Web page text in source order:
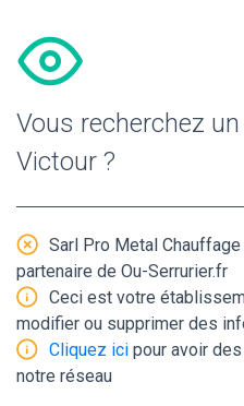
Vous recherchez
Victour ?
Sarl Pro Metal
partenaire de Ou-Serrurier.fr
Ceci est votre
modifier ou supprimer des
Cliquez ici pour avoir
notre réseau